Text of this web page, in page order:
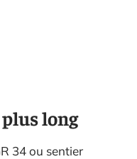
long
34 ou sentier